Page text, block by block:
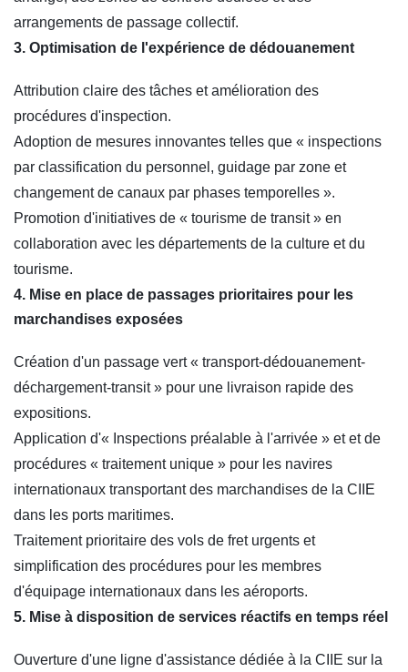
arrangements de passage collectif.
3. Optimisation de l'expérience de dédouanement
Attribution claire des tâches et amélioration des
procédures d'inspection.
Adoption de mesures innovantes telles que « inspections
par classification du personnel, guidage par zone et
changement de canaux par phases temporelles ».
Promotion d'initiatives de « tourisme de transit » en
collaboration avec les départements de la culture et du
tourisme.
4. Mise en place de passages prioritaires pour les
marchandises exposées
Création d'un passage vert « transport-dédouanement-
déchargement-transit » pour une livraison rapide des
expositions.
Application d'« Inspections préalable à l'arrivée » et et de
procédures « traitement unique » pour les navires
internationaux transportant des marchandises de la CIIE
dans les ports maritimes.
Traitement prioritaire des vols de fret urgents et
simplification des procédures pour les membres
d'équipage internationaux dans les aéroports.
5. Mise à disposition de services réactifs en temps réel
Ouverture d'une ligne d'assistance dédiée à la CIIE sur la